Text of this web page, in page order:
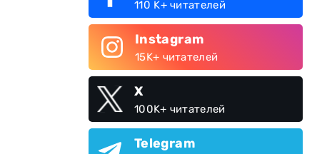
110 K+ читателей
Instagram
15K+ читателей
X
100K+ читателей
Telegram